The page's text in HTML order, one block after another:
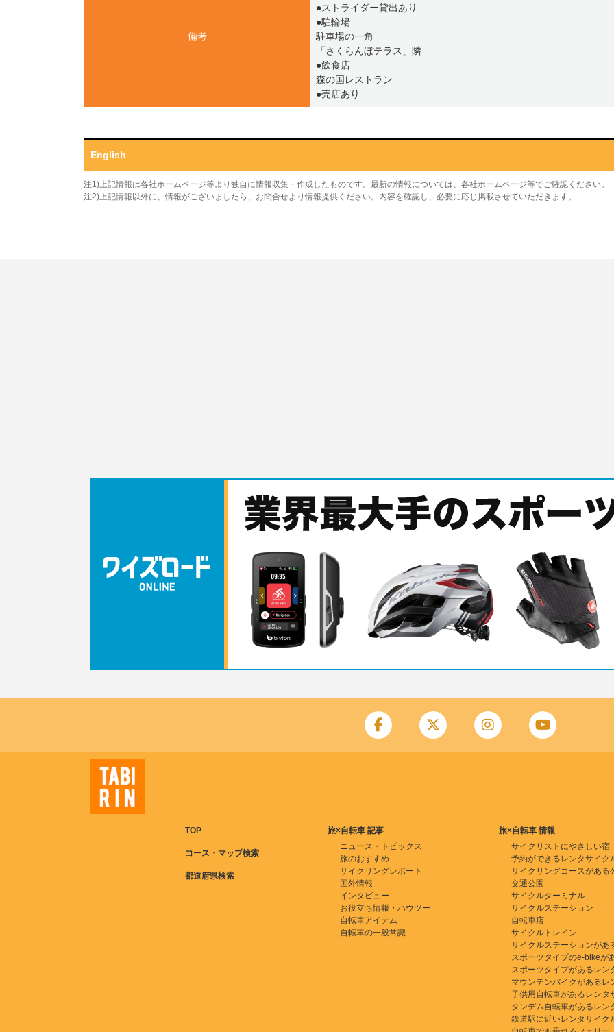
備考
●ストライダー貸出あり
●駐輪場
駐車場の一角
「さくらんぼテラス」隣
●飲食店
森の国レストラン
●売店あり
English
注1)上記情報は各社ホームページ等より独自に情報収集・作成したものです。最新の情報については、各社ホームページ等でご確認ください。
注2)上記情報以外に、情報がございましたら、お問合せより情報提供ください。内容を確認し、必要に応じ掲載させていただきます。
TOP
コース・マップ検索
都道府県検索
旅×自転車 記事
ニュース・トピックス
旅のおすすめ
サイクリングレポート
国外情報
インタビュー
お役立ち情報・ハウツー
自転車アイテム
自転車の一般常識
旅×自転車 情報
サイクリストにやさしい宿
予約ができるレンタサイク
サイクリングコースがある
交通公園
サイクルターミナル
サイクルステーション
自転車店
サイクルトレイン
サイクルステーションがあ
スポーツタイプのe-bikeが
スポーツタイプがあるレン
マウンテンバイクがあるレ
子供用自転車があるレンタ
タンデム自転車があるレン
鉄道駅に近いレンタサイク